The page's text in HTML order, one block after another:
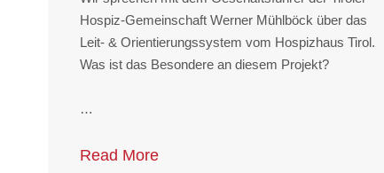
Hospiz-Gemeinschaft Werner Mühlböck über das
Leit- & Orientierungssystem vom Hospizhaus Tirol.
Was ist das Besondere an diesem Projekt?
…
Read More